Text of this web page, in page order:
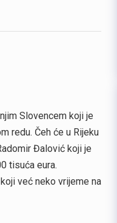
Slovencem koji je
redu. Čeh će u Rijeku
Đalović koji je
tisuća eura.
već neko vrijeme na